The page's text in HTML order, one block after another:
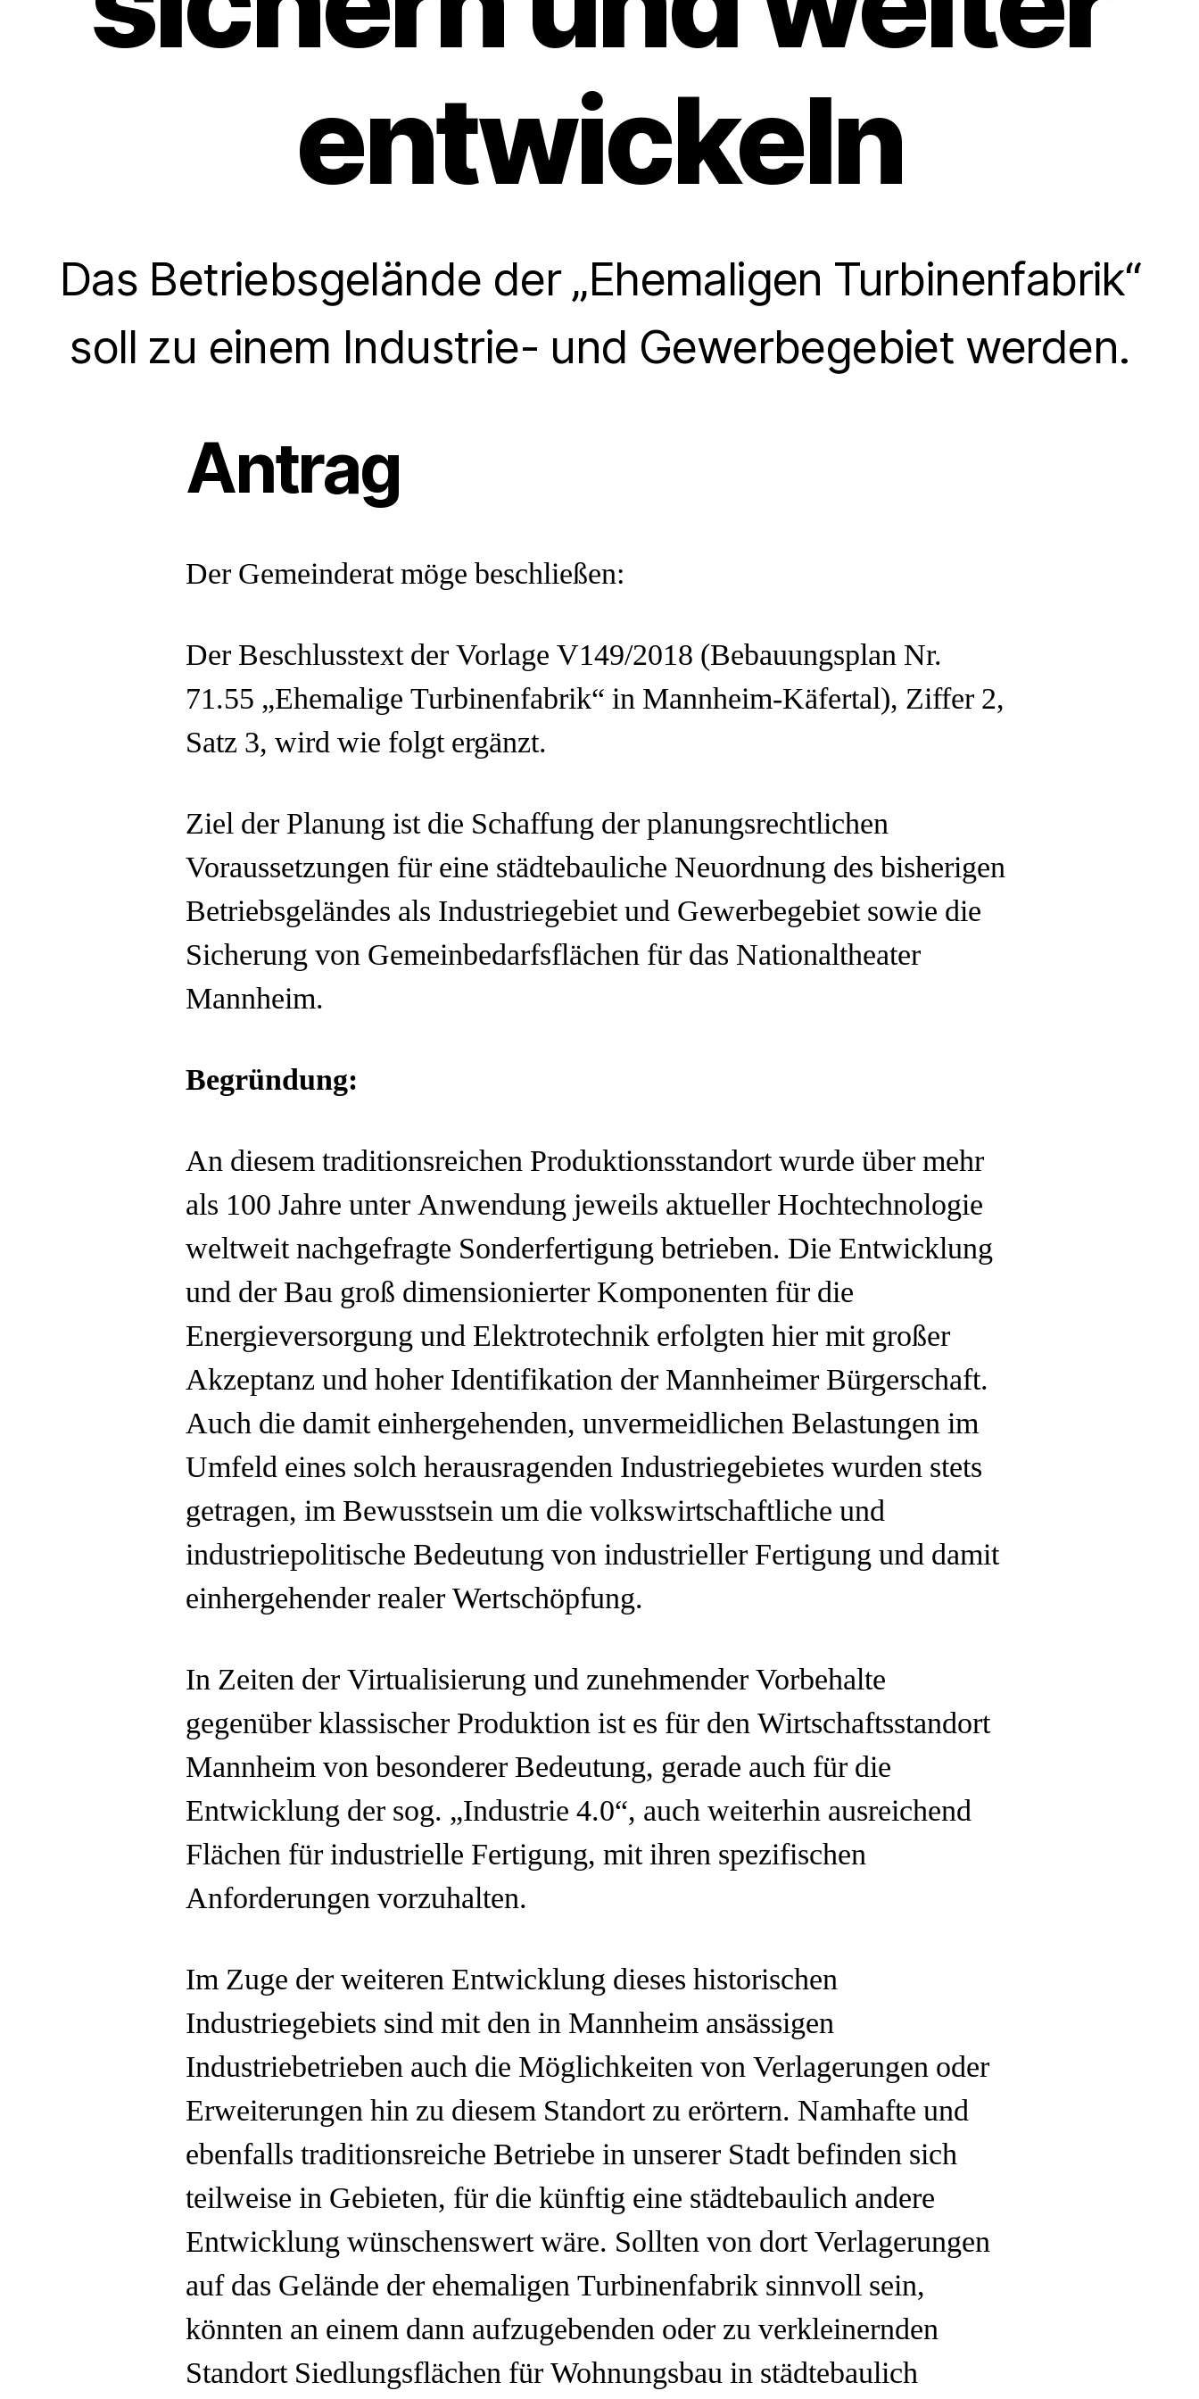
entwickeln
Das Betriebsgelände der „Ehemaligen Turbinenfabrik“
soll zu einem Industrie- und Gewerbegebiet werden.
Antrag
Der Gemeinderat möge beschließen:
Der Beschlusstext der Vorlage V149/2018 (Bebauungsplan Nr.
71.55 „Ehemalige Turbinenfabrik“ in Mannheim-Käfertal), Ziffer 2,
Satz 3, wird wie folgt ergänzt.
Ziel der Planung ist die Schaffung der planungsrechtlichen
Voraussetzungen für eine städtebauliche Neuordnung des bisherigen
Betriebsgeländes als Industriegebiet und Gewerbegebiet sowie die
Sicherung von Gemeinbedarfsflächen für das Nationaltheater
Mannheim.
Begründung:
An diesem traditionsreichen Produktionsstandort wurde über mehr
als 100 Jahre unter Anwendung jeweils aktueller Hochtechnologie
weltweit nachgefragte Sonderfertigung betrieben. Die Entwicklung
und der Bau groß dimensionierter Komponenten für die
Energieversorgung und Elektrotechnik erfolgten hier mit großer
Akzeptanz und hoher Identifikation der Mannheimer Bürgerschaft.
Auch die damit einhergehenden, unvermeidlichen Belastungen im
Umfeld eines solch herausragenden Industriegebietes wurden stets
getragen, im Bewusstsein um die volkswirtschaftliche und
industriepolitische Bedeutung von industrieller Fertigung und damit
einhergehender realer Wertschöpfung.
In Zeiten der Virtualisierung und zunehmender Vorbehalte
gegenüber klassischer Produktion ist es für den Wirtschaftsstandort
Mannheim von besonderer Bedeutung, gerade auch für die
Entwicklung der sog. „Industrie 4.0“, auch weiterhin ausreichend
Flächen für industrielle Fertigung, mit ihren spezifischen
Anforderungen vorzuhalten.
Im Zuge der weiteren Entwicklung dieses historischen
Industriegebiets sind mit den in Mannheim ansässigen
Industriebetrieben auch die Möglichkeiten von Verlagerungen oder
Erweiterungen hin zu diesem Standort zu erörtern. Namhafte und
ebenfalls traditionsreiche Betriebe in unserer Stadt befinden sich
teilweise in Gebieten, für die künftig eine städtebaulich andere
Entwicklung wünschenswert wäre. Sollten von dort Verlagerungen
auf das Gelände der ehemaligen Turbinenfabrik sinnvoll sein,
könnten an einem dann aufzugebenden oder zu verkleinernden
Standort Siedlungsflächen für Wohnungsbau in städtebaulich